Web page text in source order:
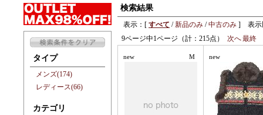
タイプ
メンズ(174)
レディース(66)
カテゴリ
検索結果
表示：[ すべて /新品のみ /中古のみ ] 表示
9ページ中1ページ（計：215点）
次へ最終
new M new